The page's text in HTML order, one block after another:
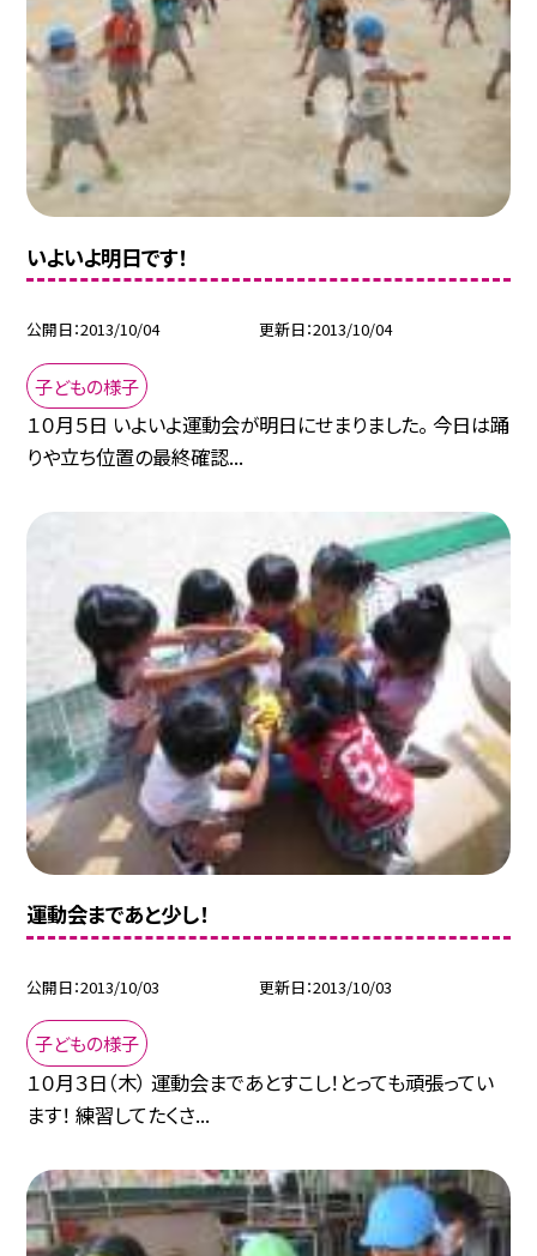
いよいよ明日です！
公開日 2013/10/04 更新日 2013/10/04
子どもの様子
１０月５日 いよいよ運動会が明日にせまりました。 今日は踊
りや立ち位置の最終確認...
運動会まであと少し！
公開日 2013/10/03 更新日 2013/10/03
子どもの様子
１０月３日（木） 運動会まであとすこし！とっても頑張ってい
ます！ 練習してたくさ...